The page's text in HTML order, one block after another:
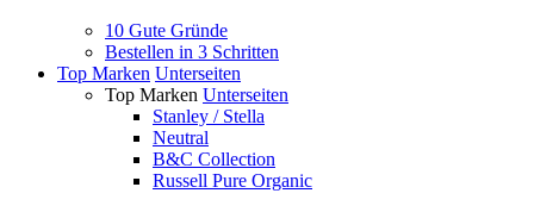
10 Gute Gründe
Bestellen in 3 Schritten
Top Marken Unterseiten
Top Marken Unterseiten
Stanley / Stella
Neutral
B&C Collection
Russell Pure Organic